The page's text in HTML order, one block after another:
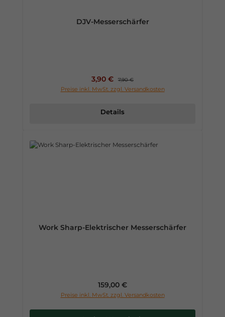
DJV-Messerschärfer
Verkaufspreis:
3,90 € Regulärer Preis:
7,90 €
Preise inkl. MwSt. zzgl. Versandkosten
Details
Work Sharp-Elektrischer Messerschärfer
Regulärer Preis:
159,00 €
Preise inkl. MwSt. zzgl. Versandkosten